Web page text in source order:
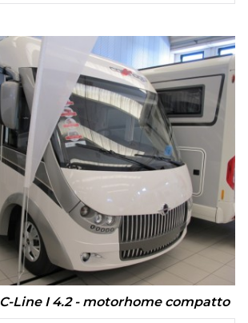
Line I 4.2 - motorhome compatto